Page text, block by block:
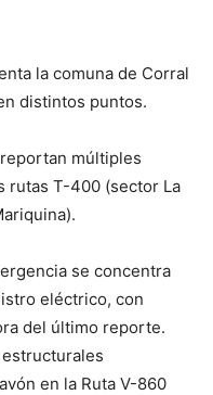
la comuna de Corral
distintos puntos.
múltiples
rutas T-400 (sector La
se concentra
eléctrico, con
del último reporte.
en la Ruta V-860